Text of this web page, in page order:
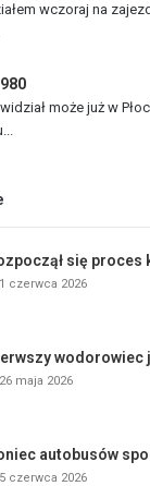
wczoraj na
może już w
się proces
1 czerwca 2026
wodorowiec
26 maja 2026
autobusów
5 czerwca 2026